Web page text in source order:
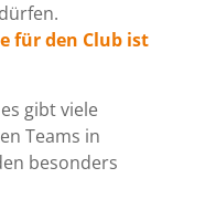
für den Club ist
gibt viele
Teams in
besonders